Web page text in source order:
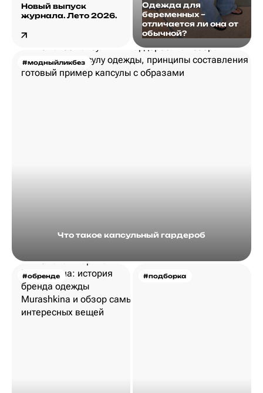
Новый выпуск
журнала. Лето 2026.
Одежда для
беременных –
отличается ли она от
обычной?
#модныйликбез
Что такое капсульный гардероб
#обренде #подборка